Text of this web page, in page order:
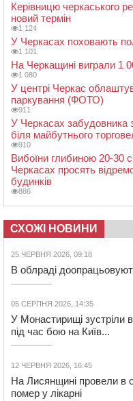
Керівницю черкаського
новий термін
1 124
У Черкасах поховають
1 101
На Черкащині виграли 1
1 080
У центрі Черкас
паркування (ФОТО)
911
У Черкасах забудовника
біля майбутнього
910
Вибоїни глибиною 20-30
Черкасах просять
будинків
886
СХОЖІ НОВИНИ
25 ЧЕРВНЯ 2026, 09:18
В облраді
05 СЕРПНЯ 2026, 14:35
У Монастирищі зустріли
під час бою на Київ...
12 ЧЕРВНЯ 2026, 16:45
На Лисянщині провели в
помер у лікарні